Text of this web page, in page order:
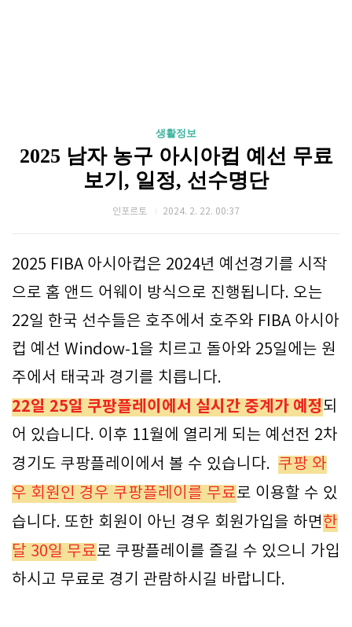
생활정보
2025 남자 농구 아시아컵 예선 무료
보기, 일정, 선수명단
인포르토 2024. 2. 22. 00:37
2025 FIBA 아시아컵은 2024년 예선경기를 시작
으로 홈 앤드 어웨이 방식으로 진행됩니다. 오는
22일 한국 선수들은 호주에서 호주와 FIBA 아시아
컵 예선 Window-1을 치르고 돌아와 25일에는 원
주에서 태국과 경기를 치릅니다.
22일 25일 쿠팡플레이에서 실시간 중계가 예정되
어 있습니다. 이후 11월에 열리게 되는 예선전 2차
경기도 쿠팡플레이에서 볼 수 있습니다. 쿠팡 와
우 회원인 경우 쿠팡플레이를 무료로 이용할 수 있
습니다. 또한 회원이 아닌 경우 회원가입을 하면한
달 30일 무료로 쿠팡플레이를 즐길 수 있으니 가입
하시고 무료로 경기 관람하시길 바랍니다.